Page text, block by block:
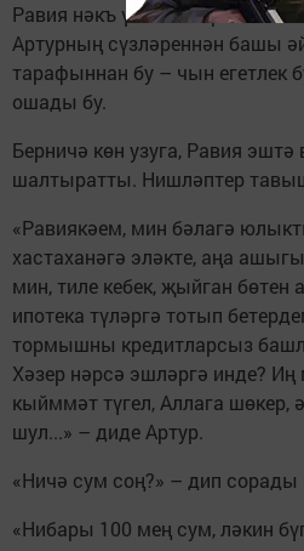
Равия нәкъ үзе ишетергә
Артурның сүзләреннән башы
тарафыннан бу – чын егетлек
ошады бу.
Берничә көн узуга, Равия эштә
шалтыратты. Нишләптер
«Равиякәем, мин бәлагә
хастаханәгә эләкте, аңа
мин, тиле кебек, җыйган
ипотека түләргә тотып
тормышны кредитларсыз
Хәзер нәрсә эшләргә инде?
кыйммәт түгел, Аллага шөкер,
шул...» – диде Артур.
«Ничә сум соң?» – дип сорады
«Нибары 100 мең сум, ләкин